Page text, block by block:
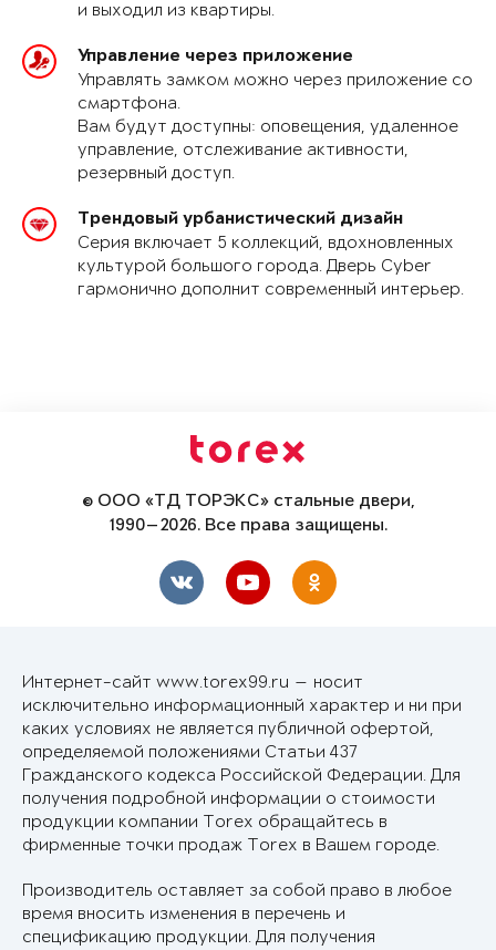
и выходил из квартиры.
Управление через приложение
Управлять замком можно через приложение со
смартфона.
Вам будут доступны: оповещения, удаленное
управление, отслеживание активности,
резервный доступ.
Трендовый урбанистический дизайн
Серия включает 5 коллекций, вдохновленных
культурой большого города. Дверь Cyber
гармонично дополнит современный интерьер.
© ООО «ТД ТОРЭКС» стальные двери,
1990—2026. Все права защищены.
Интернет-сайт www.torex99.ru — носит
исключительно информационный характер и ни при
каких условиях не является публичной офертой,
определяемой положениями Статьи 437
Гражданского кодекса Российской Федерации. Для
получения подробной информации о стоимости
продукции компании Torex обращайтесь в
фирменные точки продаж Torex в Вашем городе.
Производитель оставляет за собой право в любое
время вносить изменения в перечень и
спецификацию продукции. Для получения